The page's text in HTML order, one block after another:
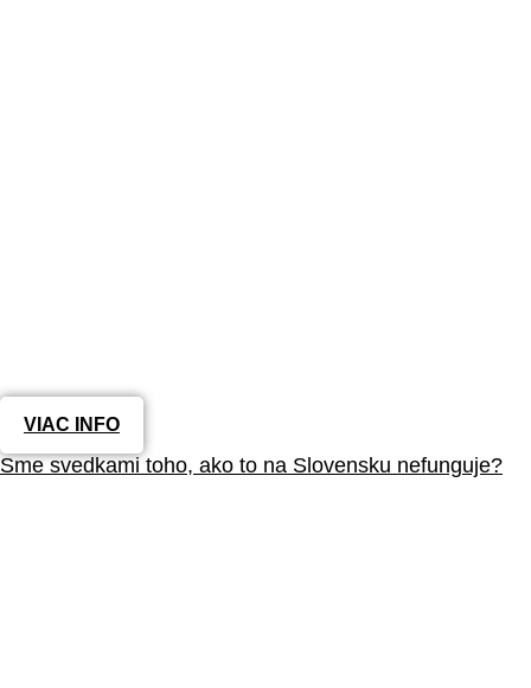
VIAC INFO
Sme svedkami toho, ako to na Slovensku nefunguje?